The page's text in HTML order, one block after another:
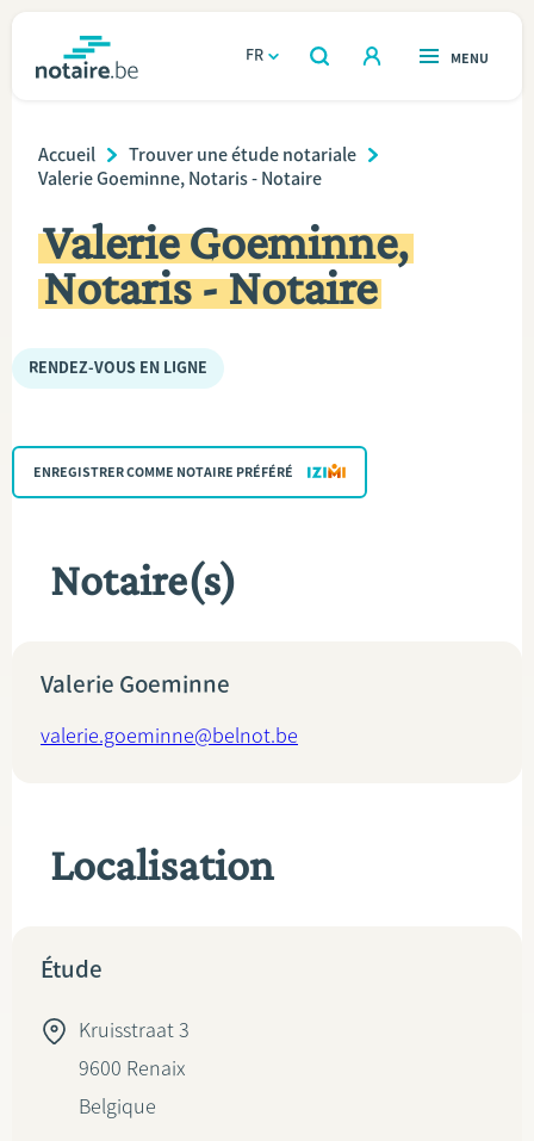
FR
OUVERT
RECHERCHER
OUVERT
MENU
Immobilier
Relations et vivre ensemble
Héritage et donations
Entreprendre
Calculateurs
TROUVER UN NOTAIRE
Breadcrumb
Accueil
Trouver une étude notariale
Valerie Goeminne, Notaris - Notaire
Valerie Goeminne,
Notaris - Notaire
RENDEZ-VOUS EN LIGNE
ENREGISTRER COMME NOTAIRE PRÉFÉRÉ
Notaire(s)
Valerie Goeminne
valerie.goeminne@belnot.be
Localisation
Étude
Kruisstraat 3
9600 Renaix
Belgique